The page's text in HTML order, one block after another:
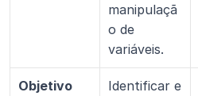
manipulaçã
o de
variáveis.
Objetivo
Identificar e